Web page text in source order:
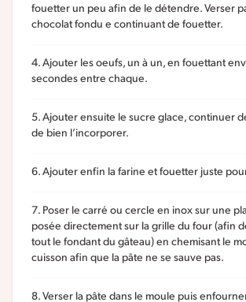
fouetter un peu afin de le détendre. Verser
chocolat fondu e continuant de fouetter.
Ajouter les oeufs, un à un, en fouettant
secondes entre chaque.
Ajouter ensuite le sucre glace, continuer
de bien l’incorporer.
Ajouter enfin la farine et fouetter juste
Poser le carré ou cercle en inox sur une
posée directement sur la grille du four (afin
tout le fondant du gâteau) en chemisant le
cuisson afin que la pâte ne se sauve pas.
Verser la pâte dans le moule puis